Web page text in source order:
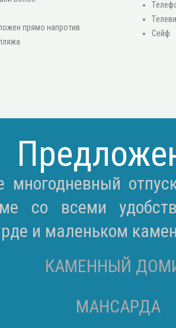
прямо напротив
Сейф
многодневный
со всеми
и маленьком
КАМЕННЫЙ
МАНСАРДА